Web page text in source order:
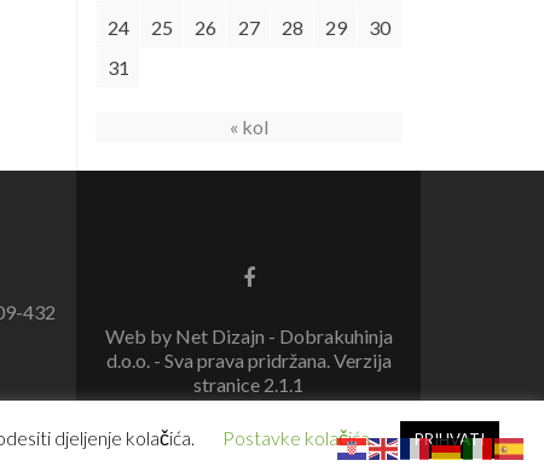
24
25 26 27 28 29
30
31
« kol
432
Web by Net Dizajn - Dobrakuhinja
d.o.o. - Sva prava pridržana. Verzija
stranice 2.1.1
djeljenje kolačića. Postavke kolačića PRIHVATI